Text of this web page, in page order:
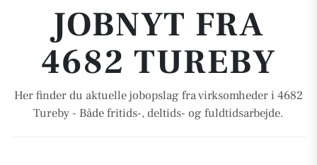
JOBNYT FRA
4682 TUREBY
Her finder du aktuelle jobopslag fra virksomheder i 4682
Tureby - Både fritids-, deltids- og fuldtidsarbejde.